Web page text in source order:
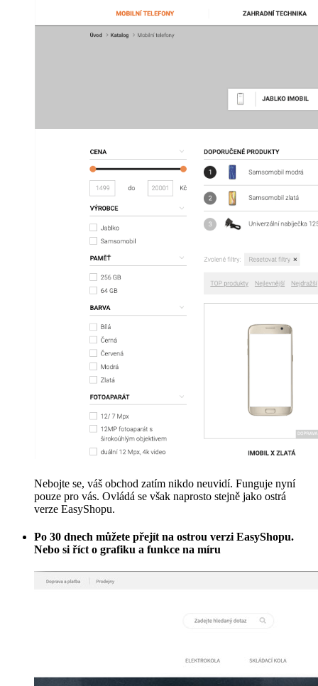
Nebojte se, váš obchod zatím nikdo neuvidí. Funguje nyní
pouze pro vás. Ovládá se však naprosto stejně jako ostrá
verze EasyShopu.
Po 30 dnech můžete přejít na ostrou verzi EasyShopu.
Nebo si říct o grafiku a funkce na míru